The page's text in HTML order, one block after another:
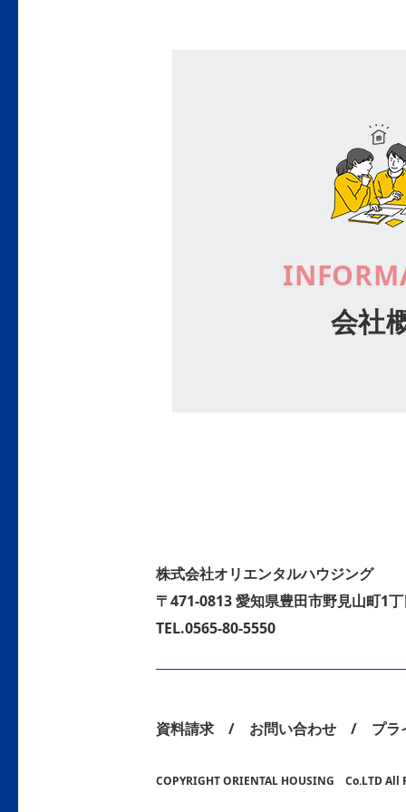
会社
株式会社オリエンタルハウジング
〒471-0813 愛知県豊田市野見山町1
TEL.0565-80-5550
資料請求 お問い合わせ プラ
COPYRIGHT ORIENTAL HOUSING Co.LTD All